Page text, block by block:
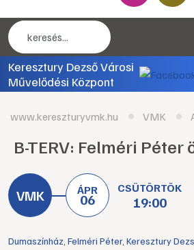
Keresztury Dezső Városi
Művelődési Központ
www.kereszturyvmk.hu VMK
B-TERV: Felméri Péter
ÁPR
06
CSÜTÖRTÖK
19:00
Dumaszínház Felméri Péter, Keresztury